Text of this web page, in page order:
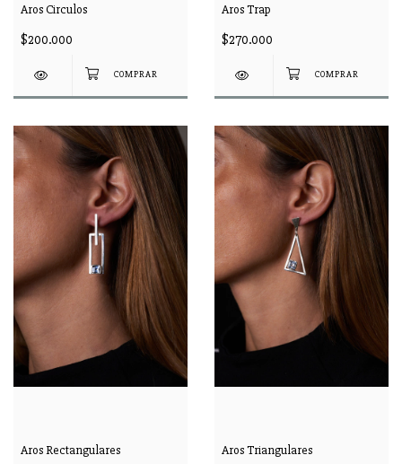
Aros Circulos
$200.000
Aros Trap
$270.000
Aros Rectangulares Aros Triangulares